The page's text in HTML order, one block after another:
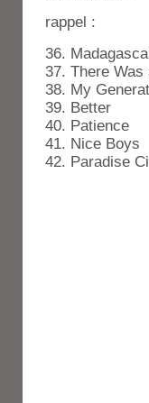
rappel :
36.
37. There Was
38. My
39. Better
40. Patience
41. Nice Boys
42. Paradise